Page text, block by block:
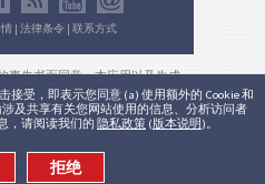
接受，即表示您同意 (a) 使用额外的 Cookie 和
及共享有关您网站使用的信息、分析访问者
，请阅读我们的 隐私政策 (版本说明)。
拒绝
| 法律条令| 联系方式
事先书面同意，本应用以及生成
商业的评估目的而设。 使用只
有效的国家或国际法规。 本服
断可用性或所产生的结果不能
订阅)。 商业用途仅是 TEC-IT
件和隐私。版本: